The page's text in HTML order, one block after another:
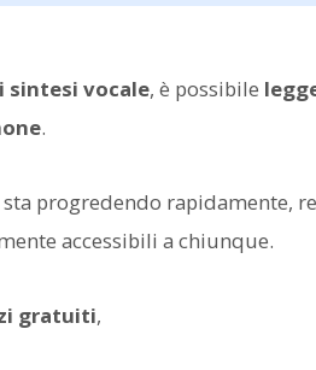
sintesi vocale, è possibile
.
progredendo rapidamente,
accessibili a chiunque.
gratuiti,